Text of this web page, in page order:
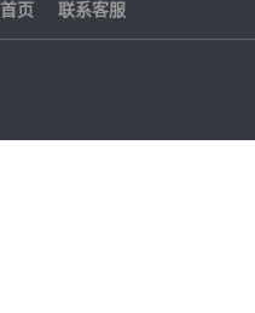
首页 联系客服